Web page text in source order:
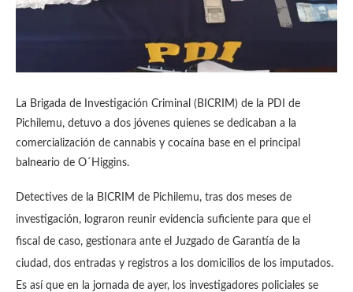
La Brigada de Investigación Criminal (BICRIM) de la PDI de
Pichilemu, detuvo a dos jóvenes quienes se dedicaban a la
comercialización de cannabis y cocaína base en el principal
balneario de O´Higgins.
Detectives de la BICRIM de Pichilemu, tras dos meses de
investigación, lograron reunir evidencia suficiente para que el
fiscal de caso, gestionara ante el Juzgado de Garantía de la
ciudad, dos entradas y registros a los domicilios de los imputados.
Es así que en la jornada de ayer, los investigadores policiales se